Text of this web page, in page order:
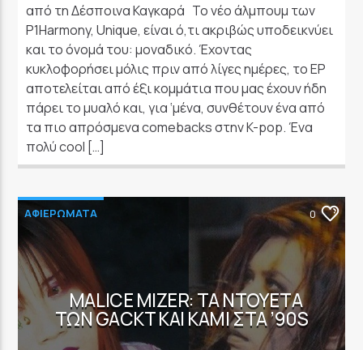
από τη Δέσποινα Καγκαρά Το νέο άλμπουμ των
P1Harmony, Unique, είναι ό,τι ακριβώς υποδεικνύει
και το όνομά του: μοναδικό. Έχοντας
κυκλοφορήσει μόλις πριν από λίγες ημέρες, το EP
αποτελείται από έξι κομμάτια που μας έχουν ήδη
πάρει το μυαλό και, για ‘μένα, συνθέτουν ένα από
τα πιο απρόσμενα comebacks στην K-pop. Ένα
πολύ cool […]
ΑΦΙΕΡΩΜΑΤΑ 0
MALICE MIZER: ΤΑ ΝΤΟΥΈΤΑ
ΤΩΝ GACKT ΚΑΙ KAMI ΣΤΑ ’90S